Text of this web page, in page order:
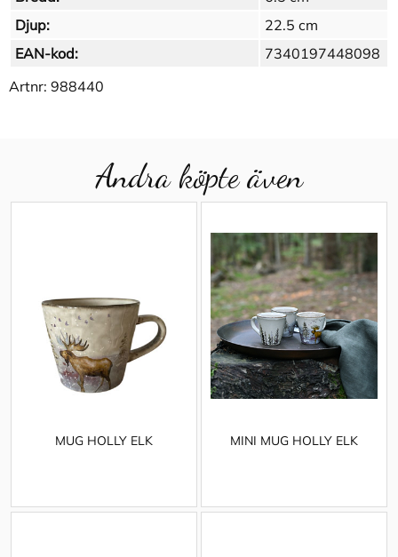
Djup:
22.5 cm
EAN-kod:
7340197448098
Artnr: 988440
Andra köpte även
MUG HOLLY ELK MINI MUG HOLLY ELK